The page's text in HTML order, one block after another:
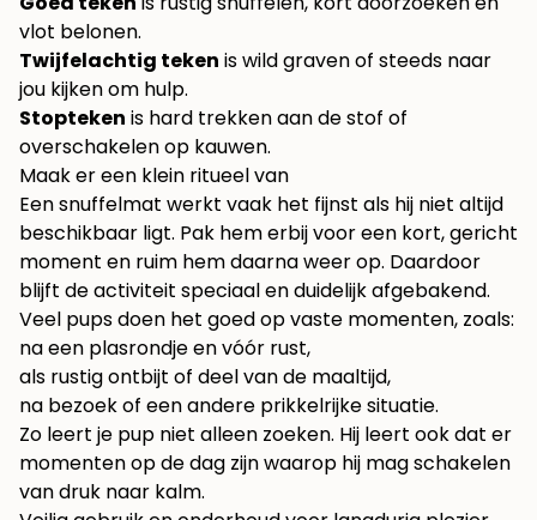
vlot belonen.
Twijfelachtig teken is wild graven of steeds naar
jou kijken om hulp.
Stopteken is hard trekken aan de stof of
overschakelen op kauwen.
Maak er een klein ritueel van
Een snuffelmat werkt vaak het fijnst als hij niet altijd
beschikbaar ligt. Pak hem erbij voor een kort, gericht
moment en ruim hem daarna weer op. Daardoor
blijft de activiteit speciaal en duidelijk afgebakend.
Veel pups doen het goed op vaste momenten, zoals:
na een plasrondje en vóór rust,
als rustig ontbijt of deel van de maaltijd,
na bezoek of een andere prikkelrijke situatie.
Zo leert je pup niet alleen zoeken. Hij leert ook dat er
momenten op de dag zijn waarop hij mag schakelen
van druk naar kalm.